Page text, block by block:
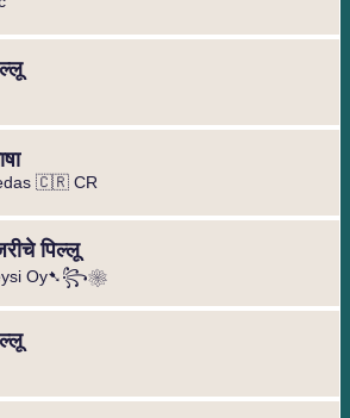
🇨🇷 CR
पिल्लू
Oy➷꧂❀